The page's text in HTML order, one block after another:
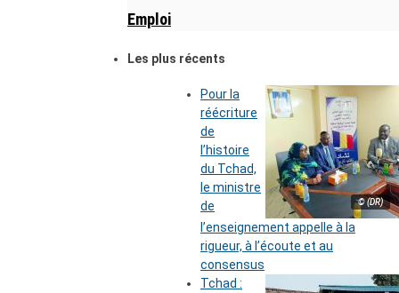
Emploi
Les plus récents
© (DR)
Pour la
réécriture
de
l’histoire
du Tchad,
le ministre
de
l’enseignement appelle à la
rigueur, à l’écoute et au
consensus
Tchad :